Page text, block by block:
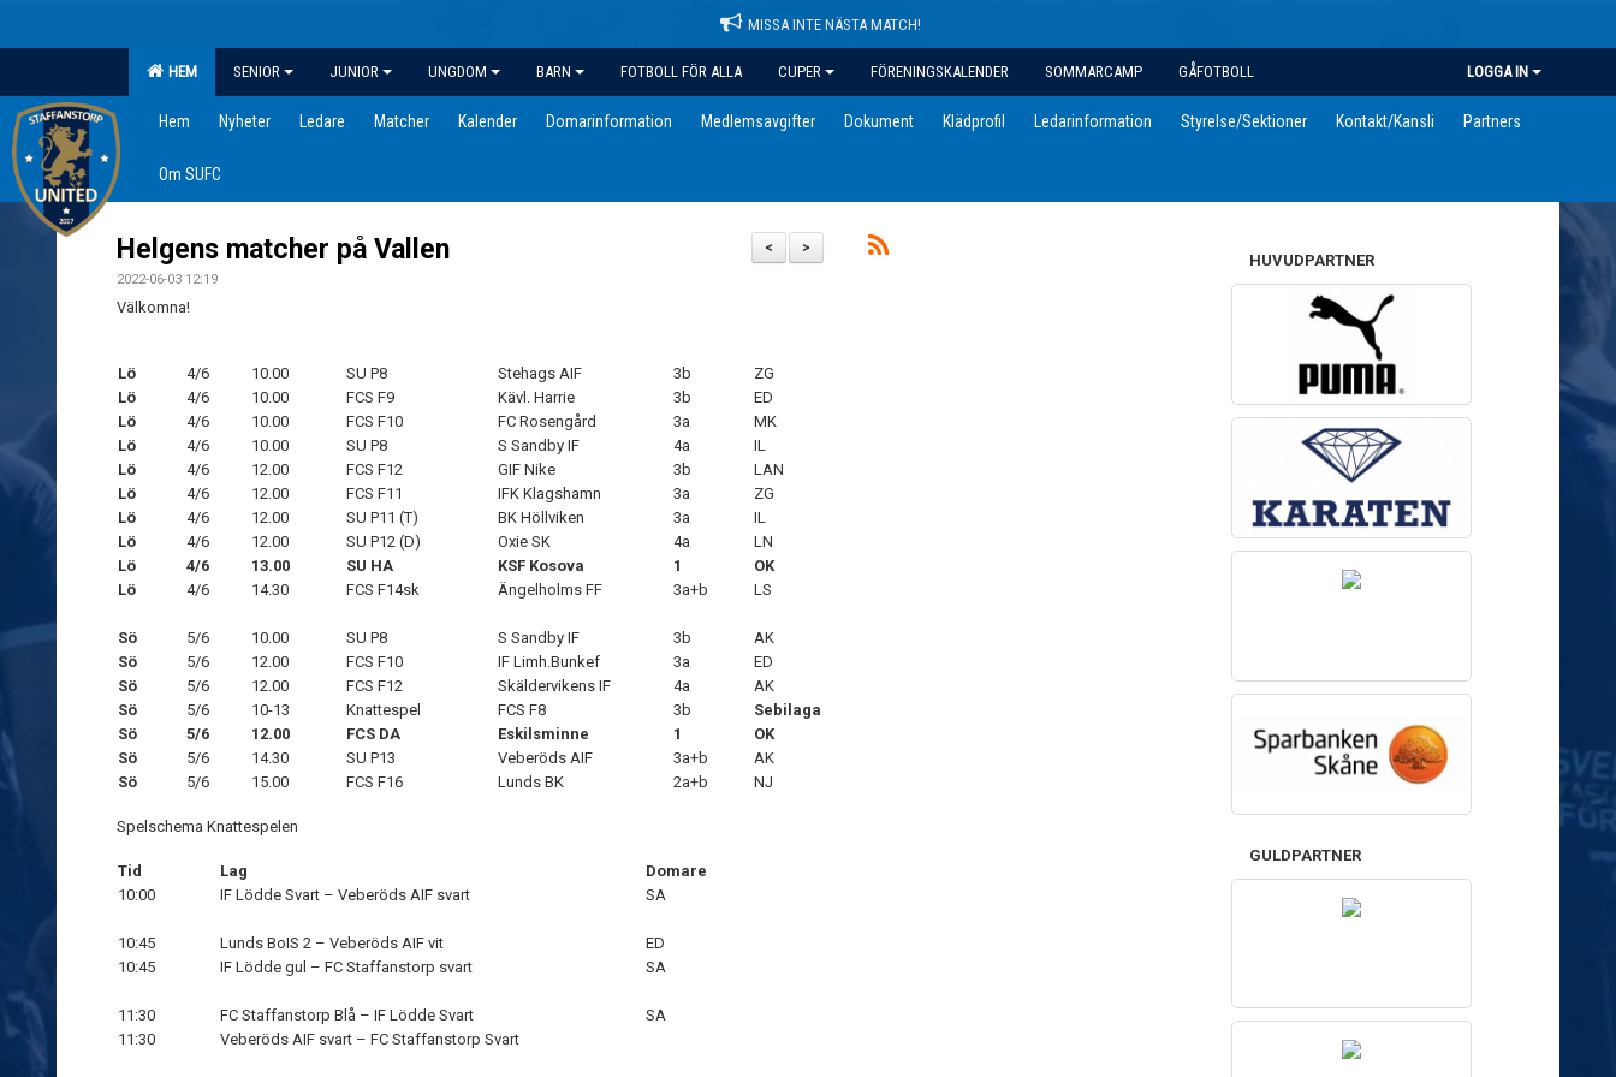
MISSA INTE NÄSTA MATCH!
HEM SENIOR JUNIOR UNGDOM BARN FOTBOLL FÖR ALLA CUPER FÖRENINGSKALENDER SOMMARCAMP GÅFOTBOLL LOGGA IN
Hem Nyheter Ledare Matcher Kalender Domarinformation Medlemsavgifter Dokument Klädprofil Ledarinformation Styrelse/Sektioner Kontakt/Kansli Partners
Om SUFC
>
<
Helgens matcher på Vallen
2022-06-03 12:19
Välkomna!
Lö 4/6 10.00 SU P8 Stehags AIF 3b
ZG
Lö
4/6 10.00 FCS F9 Kävl. Harrie 3b
ED
Lö
4/6 10.00 FCS F10 FC Rosengård 3a
MK
Lö
4/6 10.00 SU P8 S Sandby IF 4a
IL
Lö
4/6 12.00 FCS F12 GIF Nike 3b
LAN
Lö
4/6 12.00 FCS F11 IFK Klagshamn 3a
ZG
Lö
4/6 12.00 SU P11 (T) BK Höllviken 3a
IL
Lö
4/6 12.00 SU P12 (D) Oxie SK 4a
LN
Lö
4/6 13.00 SU HA KSF Kosova 1
OK
Lö
4/6 14.30 FCS F14sk Ängelholms FF 3a+b LS
Sö 5/6 10.00 SU P8 S Sandby IF 3b
AK
Sö
5/6 12.00 FCS F10 IF Limh.Bunkef 3a
ED
Sö
5/6 12.00 FCS F12 Skäldervikens IF 4a
AK
Sö
5/6 10-13 Knattespel FCS F8 3b
Sebilaga
Sö
5/6 12.00 FCS DA Eskilsminne 1
OK
Sö
5/6 14.30 SU P13 Veberöds AIF 3a+b
AK
Sö
5/6 15.00 FCS F16 Lunds BK 2a+b NJ
Spelschema Knattespelen
Tid Lag
Domare
10:00
IF Lödde Svart – Veberöds AIF svart SA
10:45 Lunds BoIS 2 – Veberöds AIF vit
ED
10:45
IF Lödde gul – FC Staffanstorp svart SA
11:30 FC Staffanstorp Blå – IF Lödde Svart
SA
11:30
Veberöds AIF svart – FC Staffanstorp Svart
HUVUDPARTNER
GULDPARTNER